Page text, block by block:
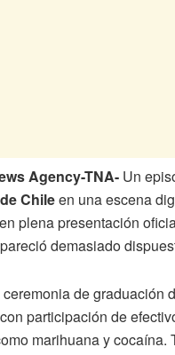
Agency-TNA- Un
Chileen una escena
plena presentación
demasiado
de graduación
participación de
marihuana y cocaína.